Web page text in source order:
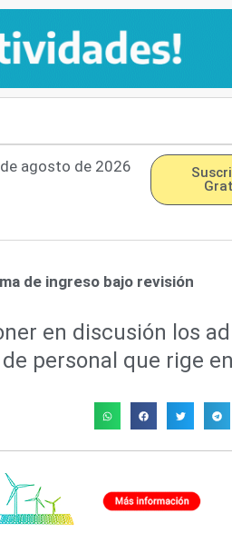
agosto de 2026
de ingreso bajo revisión
en discusión los
personal que rige